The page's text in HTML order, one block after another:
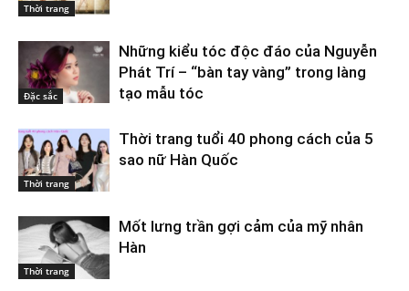
Thời trang
Đặc sắc
Những kiểu tóc độc đáo của Nguyễn
Phát Trí – “bàn tay vàng” trong làng
tạo mẫu tóc
Thời trang
Thời trang tuổi 40 phong cách của 5
sao nữ Hàn Quốc
Thời trang
Mốt lưng trần gợi cảm của mỹ nhân
Hàn